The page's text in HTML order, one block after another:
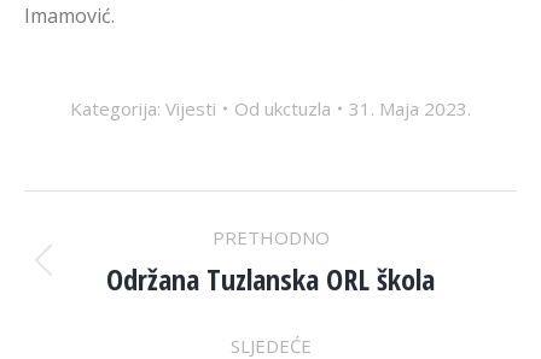
Imamović.
Kategorija: Vijesti Od ukctuzla 31. Maja 2023.
POST
NAVIGATION
PRETHODNO
Previous
Održana Tuzlanska ORL škola
SLJEDEĆE